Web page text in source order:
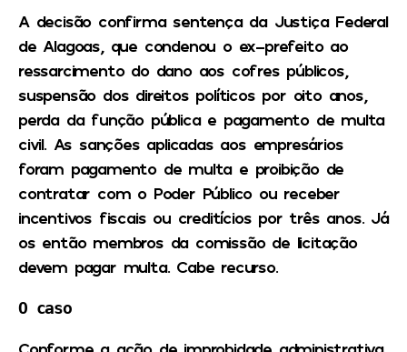
A decisão confirma sentença da Justiça Federal
de Alagoas, que condenou o ex-prefeito ao
ressarcimento do dano aos cofres públicos,
suspensão dos direitos políticos por oito anos,
perda da função pública e pagamento de multa
civil. As sanções aplicadas aos empresários
foram pagamento de multa e proibição de
contratar com o Poder Público ou receber
incentivos fiscais ou creditícios por três anos. Já
os então membros da comissão de licitação
devem pagar multa. Cabe recurso.
O caso